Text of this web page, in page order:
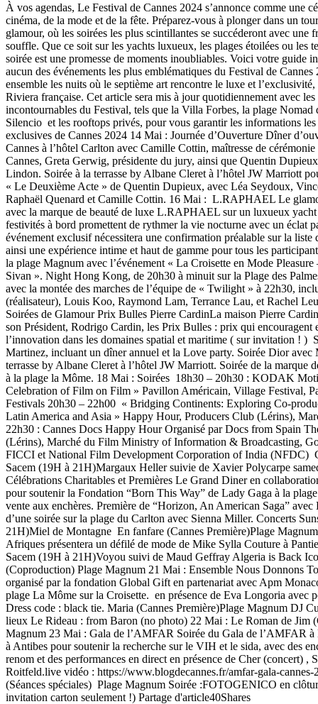
À vos agendas, Le Festival de Cannes 2024 s’annonce comme une
cinéma, de la mode et de la fête. Préparez-vous à plonger dans un
glamour, où les soirées les plus scintillantes se succéderont avec une
souffle. Que ce soit sur les yachts luxueux, les plages étoilées ou les
soirée est une promesse de moments inoubliables. Voici votre guide
aucun des événements les plus emblématiques du Festival de
ensemble les nuits où le septième art rencontre le luxe et
Riviera française. Cet article sera mis à jour quotidiennement avec
incontournables du Festival, tels que la Villa Forbes, la plage Nomad
Silencio et les rooftops privés, pour vous garantir les informations les
exclusives de Cannes 2024 14 Mai : Journée d’Ouverture Dîner
Cannes à l’hôtel Carlton avec Camille Cottin, maîtresse de cérémonie
Cannes, Greta Gerwig, présidente du jury, ainsi que Quentin
Lindon. Soirée à la terrasse by Albane Cleret à l’hôtel JW Marriott
« Le Deuxième Acte » de Quentin Dupieux, avec Léa Seydoux,
Raphaël Quenard et Camille Cottin. 16 Mai : L.RAPHAEL Le
avec la marque de beauté de luxe L.RAPHAEL sur un luxueux yacht
festivités à bord promettent de rythmer la vie nocturne avec un éclat
événement exclusif nécessitera une confirmation préalable sur la liste
ainsi une expérience intime et haut de gamme pour tous les
la plage Magnum avec l’événement « La Croisette en Mode
Sivan ». Night Hong Kong, de 20h30 à minuit sur la Plage des
avec la montée des marches de l’équipe de « Twilight » à 22h30,
(réalisateur), Louis Koo, Raymond Lam, Terrance Lau, et Rachel
Soirées de Glamour Prix Bulles Pierre CardinLa maison Pierre
son Président, Rodrigo Cardin, les Prix Bulles : prix qui encouragent
l’innovation dans les domaines spatial et maritime ( sur invitation ! )
Martinez, incluant un dîner annuel et la Love party. Soirée Dior avec
terrasse by Albane Cleret à l’hôtel JW Marriott. Soirée de la marque
à la plage la Môme. 18 Mai : Soirées 18h30 – 20h30 : KODAK
Celebration of Film on Film » Pavillon Américain, Village Festival,
Festivals 20h30 – 22h00 « Bridging Continents: Exploring Co-
Latin America and Asia » Happy Hour, Producers Club (Lérins),
22h30 : Cannes Docs Happy Hour Organisé par Docs from Spain
(Lérins), Marché du Film Ministry of Information & Broadcasting,
FICCI et National Film Development Corporation of India (NFDC)
Sacem (19H à 21H)Margaux Heller suivie de Xavier Polycarpe
Célébrations Charitables et Premières Le Grand Diner en
pour soutenir la Fondation “Born This Way” de Lady Gaga à la
vente aux enchères. Première de “Horizon, An American Saga”
d’une soirée sur la plage du Carlton avec Sienna Miller. Concerts
21H)Miel de Montagne En fanfare (Cannes Première)Plage
Afriques présentera un défilé de mode de Mike Sylla Couture à
Sacem (19H à 21H)Voyou suivi de Maud Geffray Algeria is Back
(Coproduction) Plage Magnum 21 Mai : Ensemble Nous Donnons
organisé par la fondation Global Gift en partenariat avec Apm
plage La Môme sur la Croisette. en présence de Eva Longoria avec
Dress code : black tie. Maria (Cannes Première)Plage Magnum DJ
lieux Le Rideau : from Baron (no photo) 22 Mai : Le Roman de Jim
Magnum 23 Mai : Gala de l’AMFAR Soirée du Gala de l’AMFAR à
à Antibes pour soutenir la recherche sur le VIH et le sida, avec des
renom et des performances en direct en présence de Cher (concert) ,
Roitfeld.live vidéo : https://www.blogdecannes.fr/amfar-gala-cannes-
(Séances spéciales) Plage Magnum Soirée :FOTOGENICO en
invitation carton seulement !) Partage d'article40Shares